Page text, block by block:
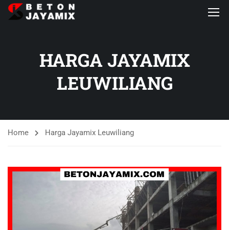
HARGA JAYAMIX
LEUWILIANG
Home Harga Jayamix Leuwiliang